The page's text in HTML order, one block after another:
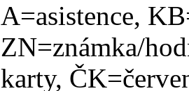
A=asistence,
ZN=známka/
karty,